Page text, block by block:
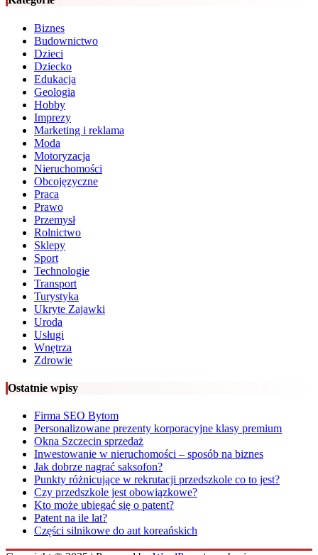
Biznes
Budownictwo
Dzieci
Dziecko
Edukacja
Geologia
Hobby
Imprezy
Marketing i reklama
Moda
Motoryzacja
Nieruchomości
Obcojęzyczne
Praca
Prawo
Przemysł
Rolnictwo
Sklepy
Sport
Technologie
Transport
Turystyka
Ukryte Zajawki
Uroda
Usługi
Wnętrza
Zdrowie
Ostatnie wpisy
Firma SEO Bytom
Personalizowane prezenty korporacyjne klasy premium
Okna Szczecin sprzedaż
Inwestowanie w nieruchomości – sposób na biznes
Jak dobrze nagrać saksofon?
Punkty różnicujące w rekrutacji przedszkole co to jest?
Czy przedszkole jest obowiązkowe?
Kto może ubiegać się o patent?
Patent na ile lat?
Części silnikowe do aut koreańskich